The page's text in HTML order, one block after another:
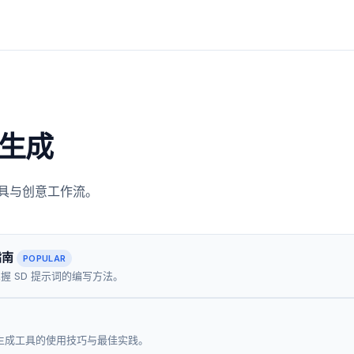
成
创意工作流。
POPULAR
SD 提示词的编写方法。
工具的使用技巧与最佳实践。